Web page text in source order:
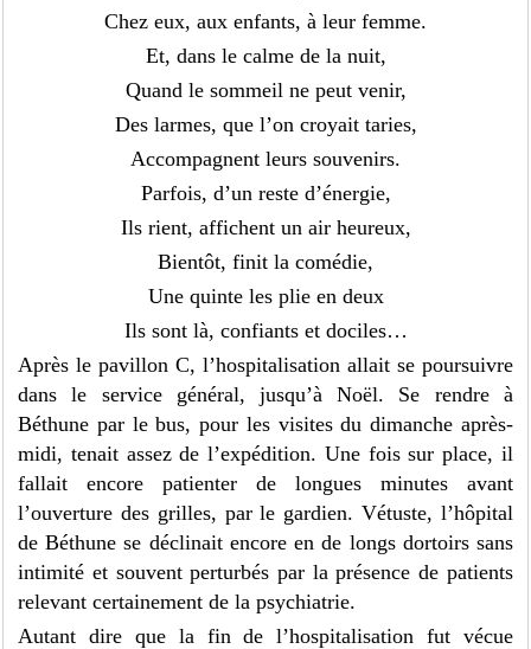
Chez eux, aux enfants, à leur femme.
Et, dans le calme de la nuit,
Quand le sommeil ne peut venir,
Des larmes, que l’on croyait taries,
Accompagnent leurs souvenirs.
Parfois, d’un reste d’énergie,
Ils rient, affichent un air heureux,
Bientôt, finit la comédie,
Une quinte les plie en deux
Ils sont là, confiants et dociles…
Après le pavillon C, l’hospitalisation allait se poursuivre
dans le service général, jusqu’à Noël. Se rendre à
Béthune par le bus, pour les visites du dimanche après-
midi, tenait assez de l’expédition. Une fois sur place, il
fallait encore patienter de longues minutes avant
l’ouverture des grilles, par le gardien. Vétuste, l’hôpital
de Béthune se déclinait encore en de longs dortoirs sans
intimité et souvent perturbés par la présence de patients
relevant certainement de la psychiatrie.
Autant dire que la fin de l’hospitalisation fut vécue